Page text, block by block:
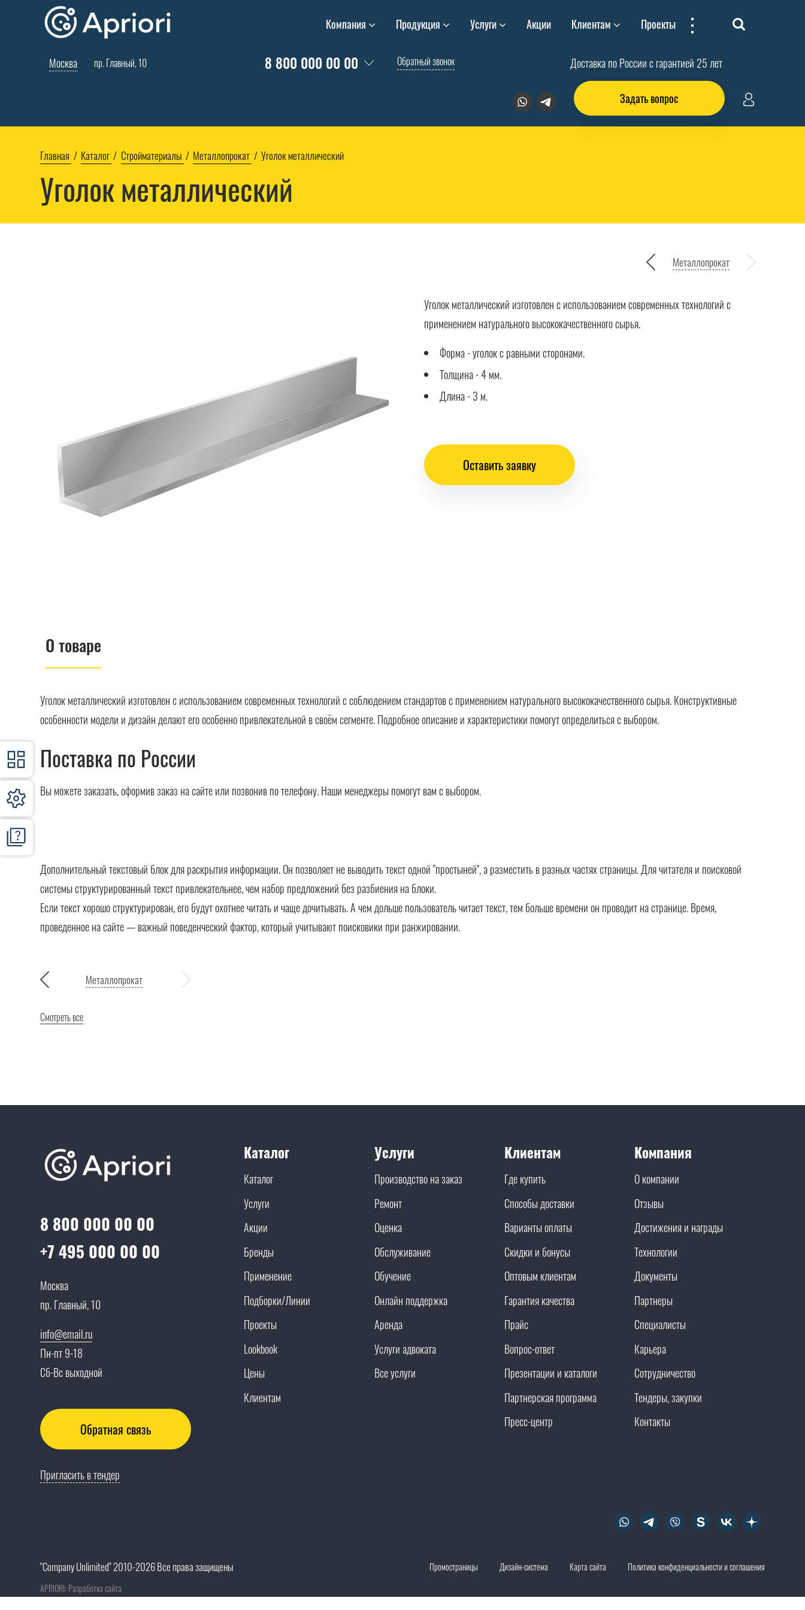
Компания Продукция Услуги Акции Клиентам Проекты ...
Москва пр. Главный, 10 8 800 000 00 00 Обратный звонок Доставка по России с гарантией 25 лет
Задать вопрос
Главная Каталог Стройматериалы Металлопрокат Уголок металлический
Уголок металлический
Металлопрокат
Уголок металлический изготовлен с использованием современных технологий с
применением натурального высококачественного сырья.
Форма - уголок с равными сторонами.
Толщина - 4 мм.
Длина - 3 м.
Оставить заявку
О товаре
Уголок металлический изготовлен с использованием современных технологий с соблюдением стандартов с применением натурального высококачественного сырья. Конструктивные
особенности модели и дизайн делают его особенно привлекательной в своём сегменте. Подробное описание и характеристики помогут определиться с выбором.
Поставка по России
Вы можете заказать, оформив заказ на сайте или позвонив по телефону. Наши менеджеры помогут вам с выбором.
Дополнительный текстовый блок для раскрытия информации. Он позволяет не выводить текст одной "простыней", а разместить в разных частях страницы. Для читателя и поисковой
системы структурированный текст привлекательнее, чем набор предложений без разбиения на блоки.
Если текст хорошо структурирован, его будут охотнее читать и чаще дочитывать. А чем дольше пользователь читает текст, тем больше времени он проводит на странице. Время,
проведенное на сайте — важный поведенческий фактор, который учитывают поисковики при ранжировании.
Металлопрокат
Смотреть все
8 800 000 00 00
+7 495 000 00 00
Москва
пр. Главный, 10
info@email.ru
Пн-пт 9-18
Сб-Вс выходной
Обратная связь
Пригласить в тендер
Каталог
Каталог
Услуги
Акции
Бренды
Применение
Подборки/Линии
Проекты
Lookbook
Цены
Клиентам
Услуги
Производство на заказ
Ремонт
Оценка
Обслуживание
Обучение
Онлайн поддержка
Аренда
Услуги адвоката
Все услуги
Клиентам
Где купить
Способы доставки
Варианты оплаты
Скидки и бонусы
Оптовым клиентам
Гарантия качества
Прайс
Вопрос-ответ
Презентации и каталоги
Партнерская программа
Пресс-центр
Компания
О компании
Отзывы
Достижения и награды
Технологии
Документы
Партнеры
Специалисты
Карьера
Сотрудничество
Тендеры, закупки
Контакты
"Company Unlimited" 2010-2026 Все права защищены Промостраницы Дизайн-система Карта сайта
Политика конфиденциальности и соглашения
APRIORI: Разработка сайта